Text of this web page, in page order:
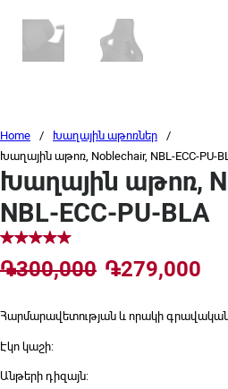
Home / Խաղային աթոռներ
/
Խաղային աթոռ, Noblechair, NBL-ECC-PU-
Խաղային աթոռ,
NBL-ECC-PU-BLA
֏300,000 Original
֏279,000
Հարմարավետության և որակի
Էկո կաշի:
Անթերի դիզայն: